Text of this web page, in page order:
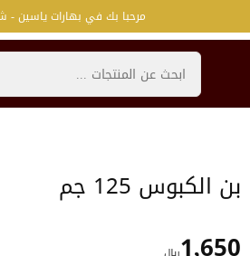
مرحبا بك في بهارات ياسين -
بن الكبوس 125 جم